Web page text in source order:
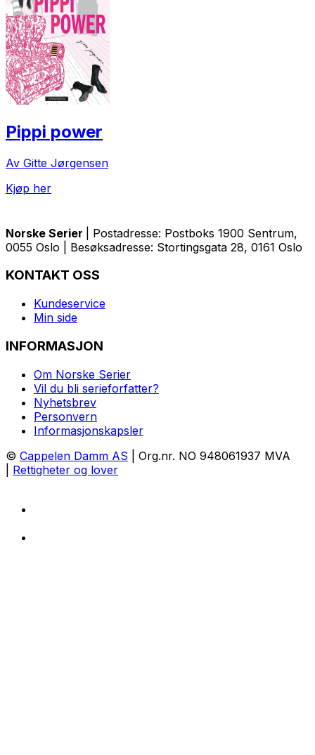
Pippi power
Av Gitte Jørgensen
Kjøp her
Norske Serier
| Postadresse: Postboks 1900 Sentrum,
0055 Oslo | Besøksadresse: Stortingsgata 28, 0161 Oslo
KONTAKT OSS
Kundeservice
Min side
INFORMASJON
Om Norske Serier
Vil du bli serieforfatter?
Nyhetsbrev
Personvern
Informasjonskapsler
© Cappelen Damm AS | Org.nr. NO 948061937 MVA
Rettigheter og lover